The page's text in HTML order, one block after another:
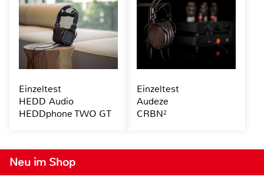
Neu im Shop
Einzeltest
HEDD Audio
HEDDphone TWO GT
Einzeltest
Audeze
CRBN²